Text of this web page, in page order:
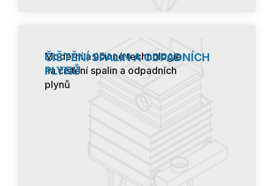
ČIŠTĚNÍ SPALIN A ODPADNÍCH
PLYNŮ
Moderní a účinné technologie
na čištění spalin a odpadních
plynů